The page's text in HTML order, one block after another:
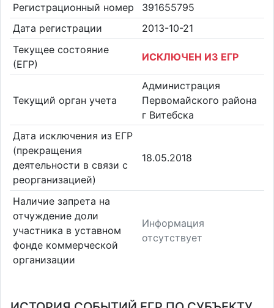
Регистрационный номер
391655795
Дата регистрации
2013-10-21
Текущее состояние
(ЕГР)
ИСКЛЮЧЕН ИЗ ЕГР
Текущий орган учета
Администрация
Первомайского района
г Витебска
Дата исключения из ЕГР
(прекращения
деятельности в связи с
реорганизацией)
18.05.2018
Наличие запрета на
отчуждение доли
участника в уставном
фонде коммерческой
организации
Информация
отсутствует